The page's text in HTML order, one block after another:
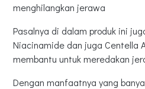
menghilangkan jerawa
Pasalnya di dalam produk ini
Niacinamide dan juga Centella
membantu untuk meredakan
Dengan manfaatnya yang